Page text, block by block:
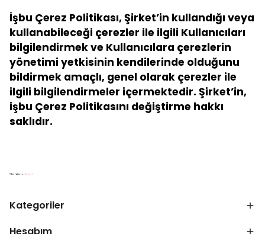
İşbu Çerez Politikası, Şirket’in kullandığı veya
kullanabileceği çerezler ile ilgili Kullanıcıları
bilgilendirmek ve Kullanıcılara çerezlerin
yönetimi yetkisinin kendilerinde olduğunu
bildirmek amaçlı, genel olarak çerezler ile
ilgili bilgilendirmeler içermektedir. Şirket’in,
işbu Çerez Politikasını değiştirme hakkı
saklıdır.
Kategoriler
Hesabım